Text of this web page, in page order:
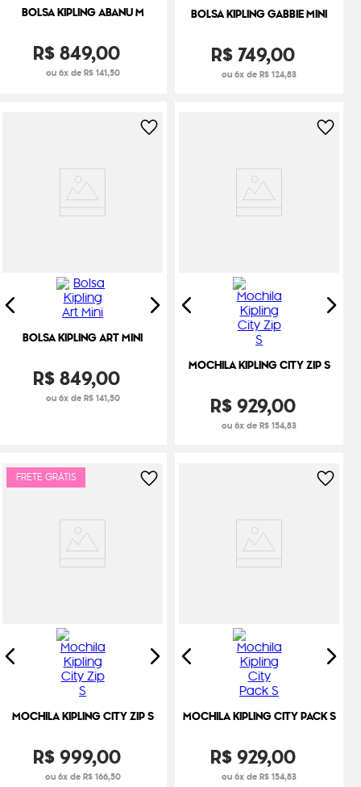
BOLSA KIPLING ABANU M
R$849,00
ou 6x de R$ 141,50
BOLSA KIPLING GABBIE MINI
R$749,00
ou 6x de R$ 124,83
BOLSA KIPLING ART MINI
R$849,00
ou 6x de R$ 141,50
MOCHILA KIPLING CITY ZIP S
R$929,00
ou 6x de R$ 154,83
FRETE GRÁTIS
MOCHILA KIPLING CITY ZIP S
R$999,00
ou 6x de R$ 166,50
MOCHILA KIPLING CITY PACK S
R$929,00
ou 6x de R$ 154,83